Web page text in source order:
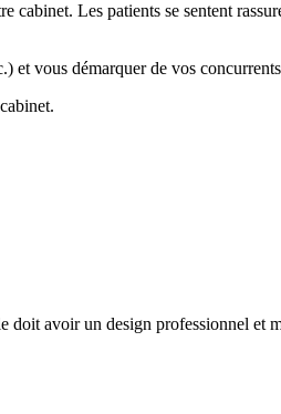
Les patients se sentent
et vous démarquer de vos
doit avoir un design professionnel et